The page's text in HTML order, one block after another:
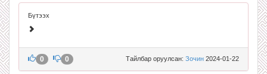
Бүтээх
Тайлбар оруулсан: Зочин 2024-01-22
0 0